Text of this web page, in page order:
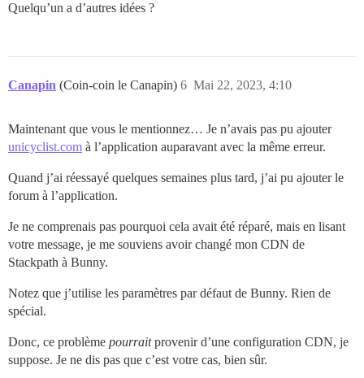
Quelqu’un a d’autres idées ?
Canapin (Coin-coin le Canapin) Mai 22, 2023, 4:10
6
Maintenant que vous le mentionnez… Je n’avais pas pu ajouter
unicyclist.com à l’application auparavant avec la même erreur.
Quand j’ai réessayé quelques semaines plus tard, j’ai pu ajouter le
forum à l’application.
Je ne comprenais pas pourquoi cela avait été réparé, mais en lisant
votre message, je me souviens avoir changé mon CDN de
Stackpath à Bunny.
Notez que j’utilise les paramètres par défaut de Bunny. Rien de
spécial.
Donc, ce problème pourraitprovenir d’une configuration CDN, je
suppose. Je ne dis pas que c’est votre cas, bien sûr.